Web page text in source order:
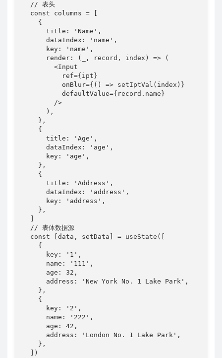
  // 表头
  const columns = [
    {
      title: 'Name',
      dataIndex: 'name',
      key: 'name',
      render: (_, record, index) => (
        <Input
          ref={ipt}
          onBlur={() => setIptVal(index)}
          defaultValue={record.name}
        />
      ),
    },
    {
      title: 'Age',
      dataIndex: 'age',
      key: 'age',
    },
    {
      title: 'Address',
      dataIndex: 'address',
      key: 'address',
    },
  // 表体数据源
  const [data, setData] = useState([
    {
      key: '1',
      name: '111',
      age: 32,
      address: 'New York No. 1 Lake Park',
    },
    {
      key: '2',
      name: '222',
      age: 42,
      address: 'London No. 1 Lake Park',
    },
  ])